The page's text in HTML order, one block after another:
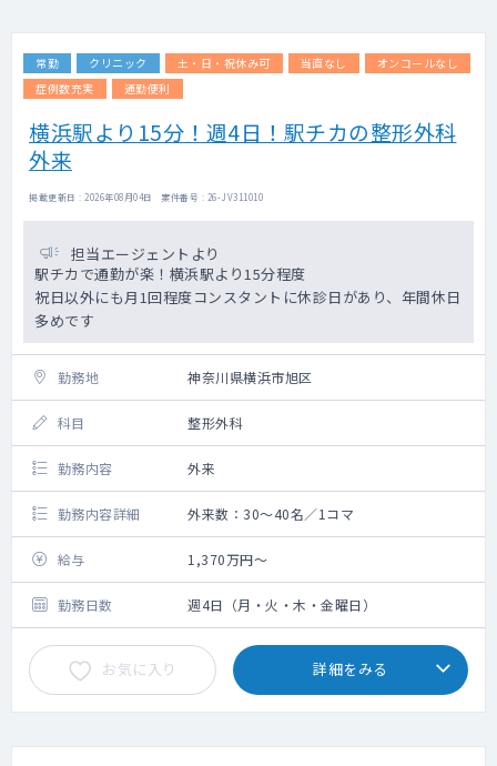
常勤 クリニック 土・日・祝休み可 当直なし
オンコールなし
症例数充実
通勤便利
横浜駅より15分！週4日！駅チカの整形外科
外来
掲載更新日 : 2026年08月04日 案件番号 : 26-JV311010
担当エージェントより
駅チカで通勤が楽！横浜駅より15分程度
祝日以外にも月1回程度コンスタントに休診日があり、年間休日
多めです
勤務地 神奈川県横浜市旭区
科目 整形外科
勤務内容 外来
勤務内容詳細 外来数：30～40名／1コマ
給与 1,370万円～
勤務日数 週4日（月・火・木・金曜日）
お気に入り 詳細をみる